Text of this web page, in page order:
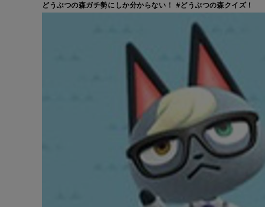
どうぶつの森ガチ勢にしか分からない！ #どうぶつの森クイズ！